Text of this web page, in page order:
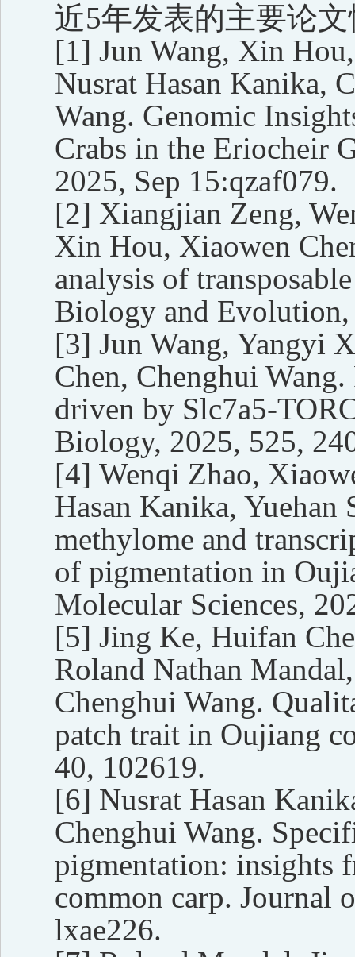
近5年发表的主要论
[1] Jun Wang, Xin
Nusrat Hasan Kanika,
Wang. Genomic
Crabs in the Eriocheir
2025, Sep 15:qzaf079.
[2] Xiangjian Zeng,
Xin Hou, Xiaowen
analysis of
Biology and
[3] Jun Wang, Yangyi
Chen, Chenghui
driven by Slc7a5-
Biology, 2025, 525,
[4] Wenqi Zhao,
Hasan Kanika, Yuehan
methylome and
of pigmentation in
Molecular Sciences,
[5] Jing Ke, Huifan
Roland Nathan
Chenghui Wang.
patch trait in Oujiang
40, 102619.
[6] Nusrat Hasan
Chenghui Wang.
pigmentation: insights
common carp. Journal
lxae226.